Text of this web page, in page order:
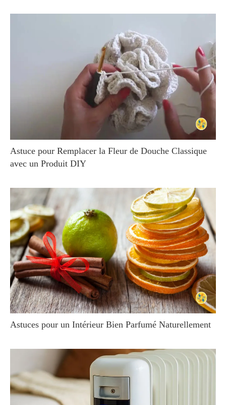
Astuce pour Remplacer la Fleur de Douche Classique
avec un Produit DIY
Astuces pour un Intérieur Bien Parfumé Naturellement